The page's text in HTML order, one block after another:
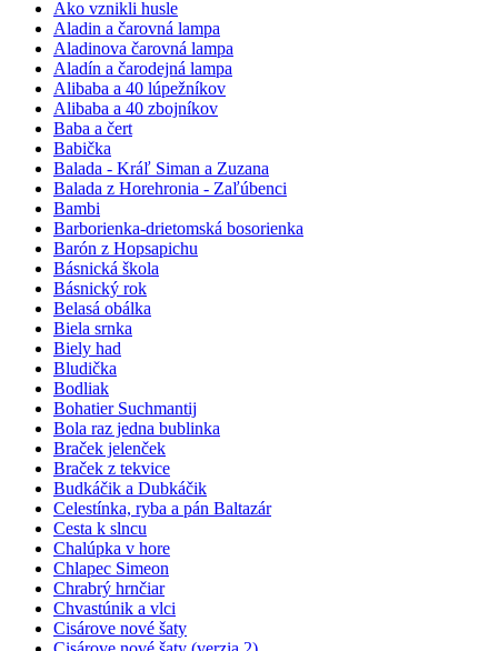
Ako vznikli husle
Aladin a čarovná lampa
Aladinova čarovná lampa
Aladín a čarodejná lampa
Alibaba a 40 lúpežníkov
Alibaba a 40 zbojníkov
Baba a čert
Babička
Balada - Kráľ Siman a Zuzana
Balada z Horehronia - Zaľúbenci
Bambi
Barborienka-drietomská bosorienka
Barón z Hopsapichu
Básnická škola
Básnický rok
Belasá obálka
Biela srnka
Biely had
Bludička
Bodliak
Bohatier Suchmantij
Bola raz jedna bublinka
Braček jelenček
Braček z tekvice
Budkáčik a Dubkáčik
Celestínka, ryba a pán Baltazár
Cesta k slncu
Chalúpka v hore
Chlapec Simeon
Chrabrý hrnčiar
Chvastúnik a vlci
Cisárove nové šaty